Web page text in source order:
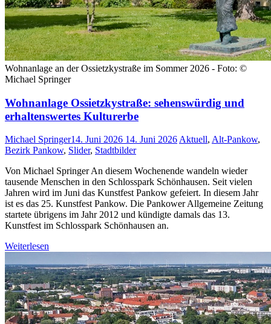
Wohnanlage an der Ossietzkystraße im Sommer 2026 - Foto: ©
Michael Springer
Wohnanlage Ossietzkystraße: sehenswürdig und
erhaltenswertes Kulturerbe
Michael Springer14. Juni 2026 14. Juni 2026 Aktuell, Alt-Pankow,
Bezirk Pankow, Slider, Stadtbilder
Von Michael Springer An diesem Wochenende wandeln wieder
tausende Menschen in den Schlosspark Schönhausen. Seit vielen
Jahren wird im Juni das Kunstfest Pankow gefeiert. In diesem Jahr
ist es das 25. Kunstfest Pankow. Die Pankower Allgemeine Zeitung
startete übrigens im Jahr 2012 und kündigte damals das 13.
Kunstfest im Schlosspark Schönhausen an.
Weiterlesen